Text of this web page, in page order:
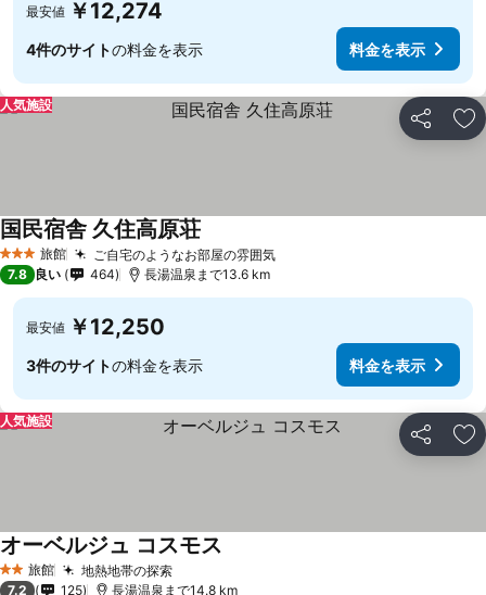
最安値 ￥12,274
4件のサイトの料金を表示 料金を表示
シェア お
人気施設
3 ホテルのランク
旅館 ご自宅のようなお部屋の雰囲気料金を表示
国民宿舎 久住高原荘
7.8 良い 464 長湯温泉まで13.6 km
最安値 ￥12,250
3件のサイトの料金を表示 料金を表示
シェア お
人気施設
2 ホテルのランク
旅館 地熱地帯の探索料金を表示
オーベルジュ コスモス
7.2 125 長湯温泉まで14.8 km